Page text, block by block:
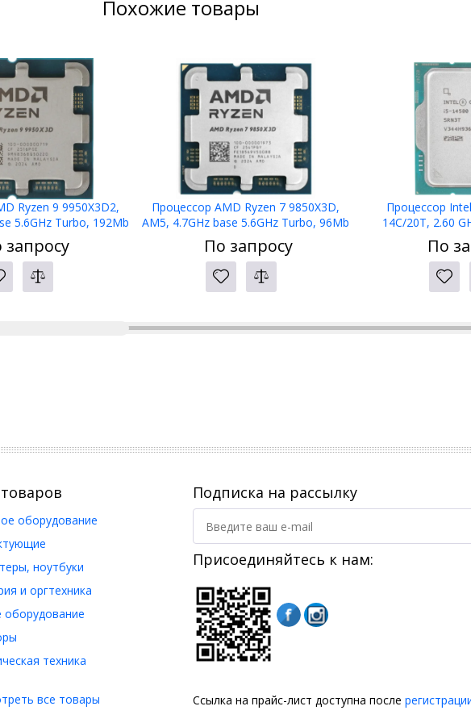
Похожие товары
Ryzen 9 9950X3D2,
5.6GHz Turbo, 192Mb
16C/32T, 100-
TRAY
запросу
Процессор AMD Ryzen 7 9850X3D,
AM5, 4.7GHz base 5.6GHz Turbo, 96Mb
L3, 8C/16T, 100-000001973, TRAY
По запросу
Процессор
14C/20T, 2.60
LGA1700, 65W
По
оборудование
ноутбуки
и оргтехника
оборудование
техника
все товары
Подписка на рассылку
Присоединяйтесь к нам:
Ссылка на прайс-лист доступна после